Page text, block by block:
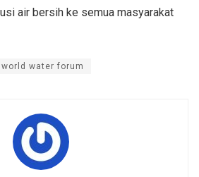
air bersih ke semua masyarakat
world water forum